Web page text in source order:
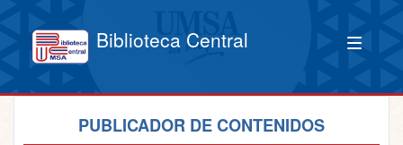
Biblioteca Central
PUBLICADOR DE CONTENIDOS